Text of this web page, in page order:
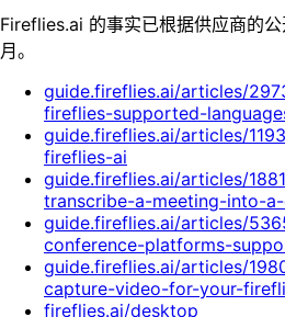
Fireflies.ai 的事实已根据供应商的
月。
guide.fireflies.ai/articles/
fireflies-supported-
guide.fireflies.ai/articles/
fireflies-ai
guide.fireflies.ai/articles/
transcribe-a-meeting-into-
guide.fireflies.ai/articles/
conference-platforms-
guide.fireflies.ai/articles/
capture-video-for-your-
fireflies.ai/desktop